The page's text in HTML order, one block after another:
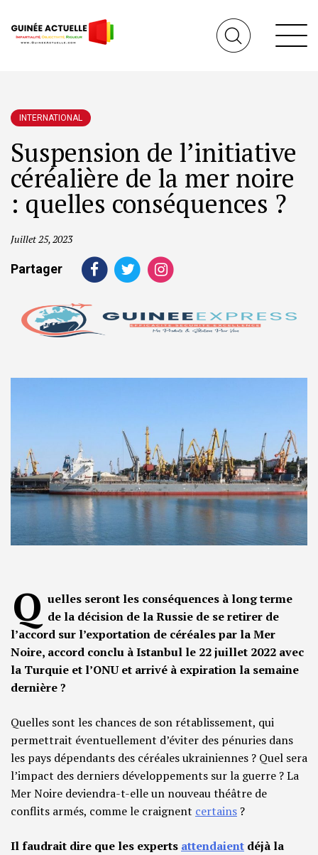
INTERNATIONAL
Suspension de l’initiative
céréalière de la mer noire
: quelles conséquences ?
Juillet 25, 2023
Partager
Q uelles seront les conséquences à long terme
de la décision de la Russie de se retirer de
l’accord sur l’exportation de céréales par la Mer
Noire, accord conclu à Istanbul le 22 juillet 2022 avec
la Turquie et l’ONU et arrivé à expiration la semaine
dernière ?
Quelles sont les chances de son rétablissement, qui
permettrait éventuellement d’éviter des pénuries dans
les pays dépendants des céréales ukrainiennes ? Quel sera
l’impact des derniers développements sur la guerre ? La
Mer Noire deviendra-t-elle un nouveau théâtre de
conflits armés, comme le craignent certains ?
Il faudrait dire que les experts attendaient déjà la